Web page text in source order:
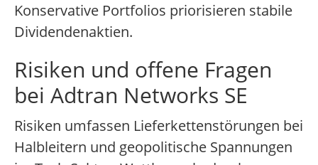
Konservative Portfolios priorisieren stabile
Dividendenaktien.
Risiken und offene Fragen
bei Adtran Networks SE
Risiken umfassen Lieferkettenstörungen bei
Halbleitern und geopolitische Spannungen